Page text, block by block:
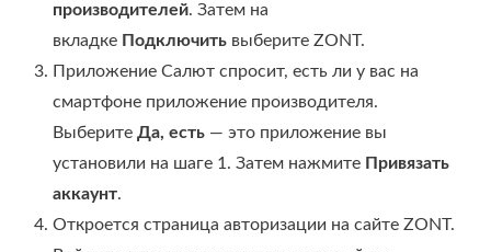
производителей. Затем на
вкладке Подключить выберите ZONT.
Приложение Салют спросит, есть ли у вас на
смартфоне приложение производителя.
Выберите Да, есть — это приложение вы
установили на шаге 1. Затем нажмите Привязать
аккаунт.
Откроется страница авторизации на сайте ZONT.